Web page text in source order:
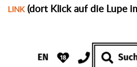
LINK(dort Klick auf die Lupe